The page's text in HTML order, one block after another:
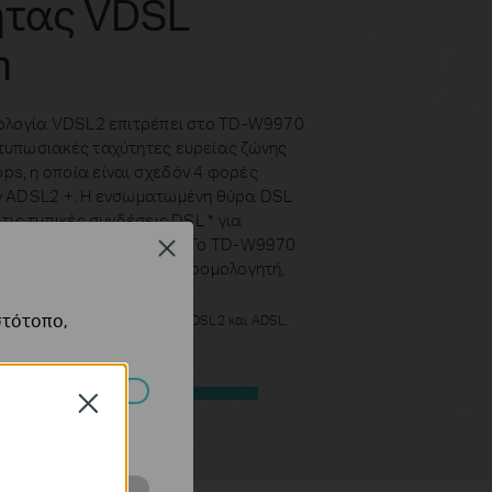
VDSL
VDSL2 επιτρέπει στο TD-W9970
ταχύτητες ευρείας ζώνης
η οποία είναι σχεδόν 4 φορές
ADSL2 +. Η ενσωματωμένη θύρα DSL
τυπικές συνδέσεις DSL * για
περισσότερους ISP. Το TD-W9970
DSL και ασύρματο δρομολογητή,
με VDSL2, ADSL2 +, ADSL2 και ADSL.
Έως 4 × Γρηγορότερα
Close
να
Close